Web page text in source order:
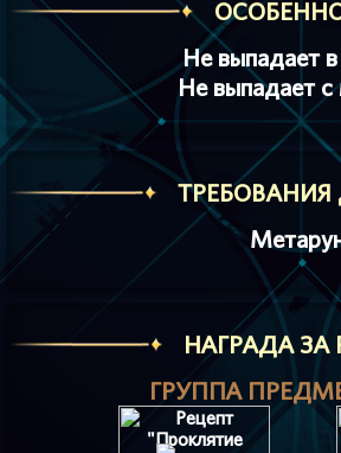
Не выпадает
Не выпадает с
НАГРАДА ЗА
ГРУППА